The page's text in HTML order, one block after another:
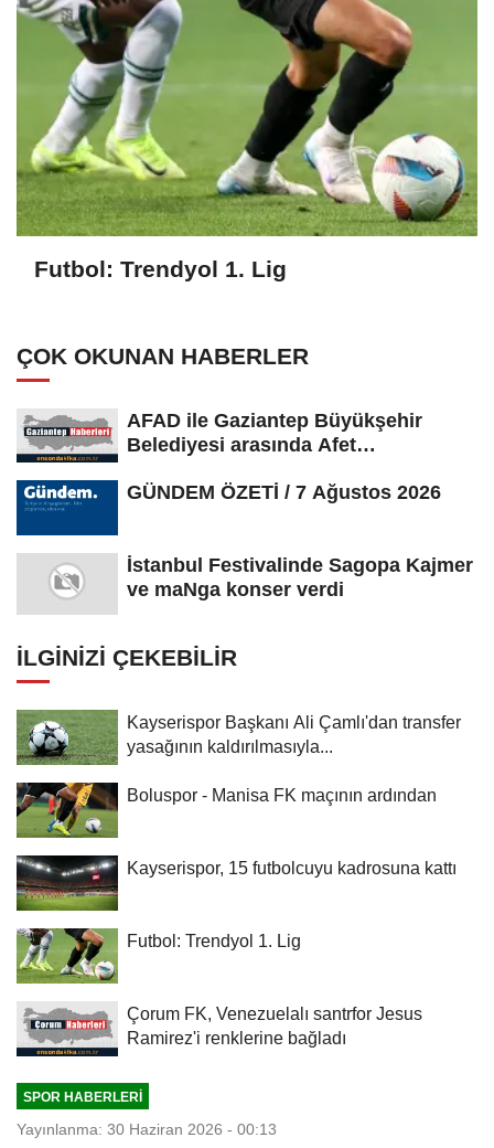
Futbol: Trendyol 1. Lig
ÇOK OKUNAN HABERLER
AFAD ile Gaziantep Büyükşehir
Belediyesi arasında Afet
GÜNDEM ÖZETİ / 7 Ağustos 2026
İstanbul Festivalinde Sagopa Kajmer
ve maNga konser verdi
İLGINIZI ÇEKEBILIR
Kayserispor Başkanı Ali Çamlı'dan transfer
yasağının kaldırılmasıyla...
Boluspor - Manisa FK maçının ardından
Kayserispor, 15 futbolcuyu kadrosuna kattı
Futbol: Trendyol 1. Lig
Çorum FK, Venezuelalı santrfor Jesus
Ramirez'i renklerine bağladı
SPOR HABERLERI
Yayınlanma: 30 Haziran 2026 - 00:13